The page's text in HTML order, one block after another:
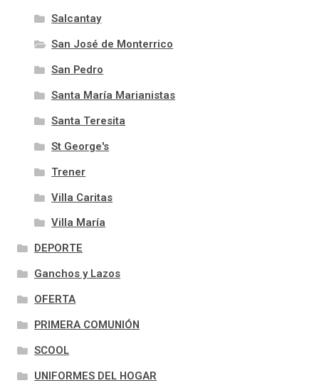
Salcantay
San José de Monterrico
San Pedro
Santa María Marianistas
Santa Teresita
St George's
Trener
Villa Caritas
Villa María
DEPORTE
Ganchos y Lazos
OFERTA
PRIMERA COMUNIÓN
SCOOL
UNIFORMES DEL HOGAR